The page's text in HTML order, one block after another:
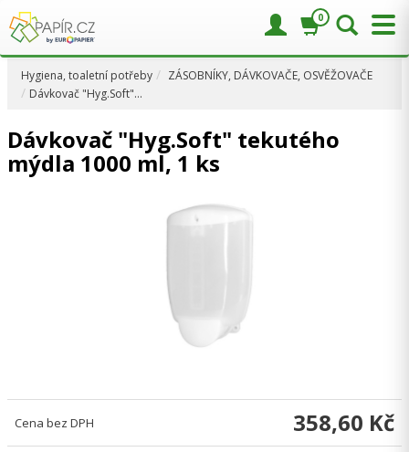
Hygiena, toaletní potřeby
ZÁSOBNÍKY, DÁVKOVAČE, OSVĚŽOVAČE
Dávkovač "Hyg.Soft"…
Dávkovač "Hyg.Soft" tekutého
mýdla 1000 ml, 1 ks
Cena bez DPH 358,60 Kč
0